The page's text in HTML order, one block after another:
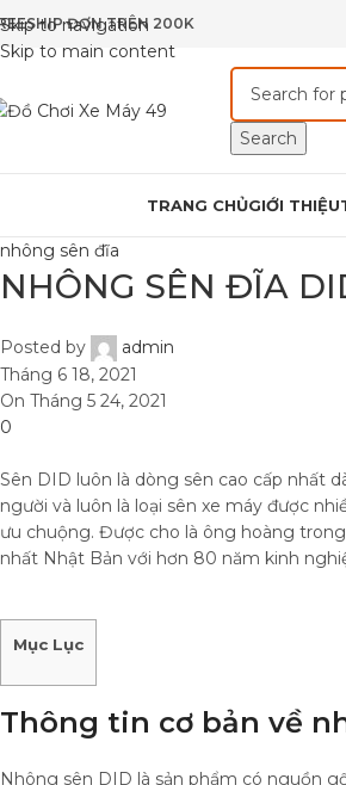
Skip to navigation
Skip to main content
ĐƠN TRÊN 200K
Search
TRANG CHỦGIỚI THIỆU
nhông sên đĩa
NHÔNG SÊN ĐĨA
Posted by
admin
Tháng 6 18, 2021
On Tháng 5 24, 2021
0
Sên DID luôn là dòng sên cao cấp nhất
người và luôn là loại sên xe máy được
ưu chuộng. Được cho là ông hoàng
nhất Nhật Bản với hơn 80 năm kinh
Mục Lục
Thông tin cơ bản về
Nhông sên DID là sản phẩm có nguồn